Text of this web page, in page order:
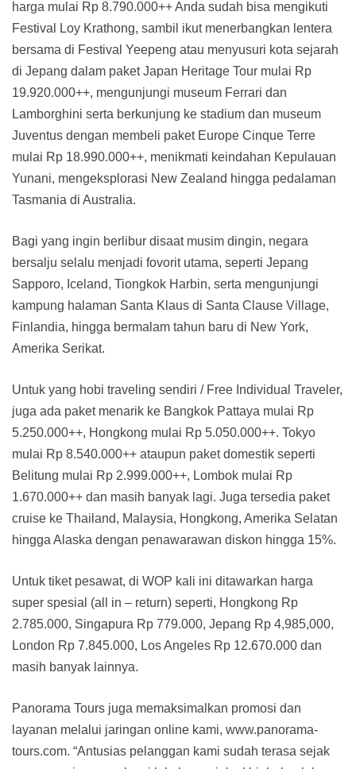
harga mulai Rp 8.790.000++ Anda sudah bisa mengikuti
Festival Loy Krathong, sambil ikut menerbangkan lentera
bersama di Festival Yeepeng atau menyusuri kota sejarah
di Jepang dalam paket Japan Heritage Tour mulai Rp
19.920.000++, mengunjungi museum Ferrari dan
Lamborghini serta berkunjung ke stadium dan museum
Juventus dengan membeli paket Europe Cinque Terre
mulai Rp 18.990.000++, menikmati keindahan Kepulauan
Yunani, mengeksplorasi New Zealand hingga pedalaman
Tasmania di Australia.
Bagi yang ingin berlibur disaat musim dingin, negara
bersalju selalu menjadi fovorit utama, seperti Jepang
Sapporo, Iceland, Tiongkok Harbin, serta mengunjungi
kampung halaman Santa Klaus di Santa Clause Village,
Finlandia, hingga bermalam tahun baru di New York,
Amerika Serikat.
Untuk yang hobi traveling sendiri / Free Individual Traveler,
juga ada paket menarik ke Bangkok Pattaya mulai Rp
5.250.000++, Hongkong mulai Rp 5.050.000++. Tokyo
mulai Rp 8.540.000++ ataupun paket domestik seperti
Belitung mulai Rp 2.999.000++, Lombok mulai Rp
1.670.000++ dan masih banyak lagi. Juga tersedia paket
cruise ke Thailand, Malaysia, Hongkong, Amerika Selatan
hingga Alaska dengan penawarawan diskon hingga 15%.
Untuk tiket pesawat, di WOP kali ini ditawarkan harga
super spesial (all in – return) seperti, Hongkong Rp
2.785.000, Singapura Rp 779.000, Jepang Rp 4,985,000,
London Rp 7.845.000, Los Angeles Rp 12.670.000 dan
masih banyak lainnya.
Panorama Tours juga memaksimalkan promosi dan
layanan melalui jaringan online kami, www.panorama-
tours.com. “Antusias pelanggan kami sudah terasa sejak